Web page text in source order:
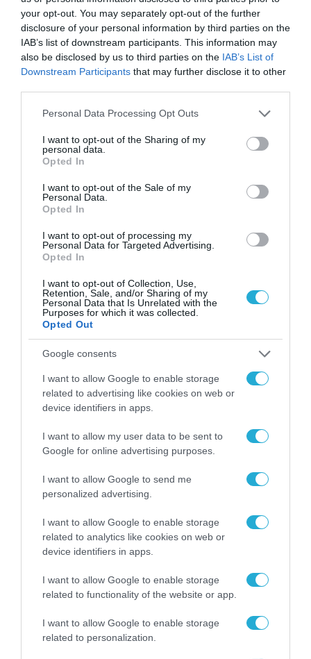
your opt-out. You may separately opt-out of the further
disclosure of your personal information by third parties on the
IAB’s list of downstream participants. This information may
also be disclosed by us to third parties on the IAB’s List of
Downstream Participants that may further disclose it to other
Please note that this website/app uses one or more Google
not limited to your visit or usage behaviour. You may click to
grant or deny consent to Google and its third-party tags to
use your data for below specified purposes in below Google
consent section.
Personal Data Processing Opt Outs
I want to opt-out of the Sharing of my
personal data.
Opted In
I want to opt-out of the Sale of my
Personal Data.
Opted In
I want to opt-out of processing my
Personal Data for Targeted Advertising.
Opted In
I want to opt-out of Collection, Use,
Retention, Sale, and/or Sharing of my
Personal Data that Is Unrelated with the
Purposes for which it was collected.
Opted Out
Google consents
I want to allow Google to enable storage
related to advertising like cookies on web or
device identifiers in apps.
I want to allow my user data to be sent to
Google for online advertising purposes.
I want to allow Google to send me
personalized advertising.
I want to allow Google to enable storage
related to analytics like cookies on web or
device identifiers in apps.
I want to allow Google to enable storage
related to functionality of the website or app.
I want to allow Google to enable storage
related to personalization.
ΤΕΧΝΟΛΟΓΙΕΣ
Nvidia και HPE και φτιάχνουν
τον υπερυπολογιστή Blue Lion
12.06.2025
ARTIFICIAL INTELLIGENCE (AI)
Nvidia: Ο Γένσεν Χουάνγκ
επενδύει πάνω από 100 εκατ.
δολάρια στη βρετανική τεχνητή
νοημοσύνη
10.06.2025